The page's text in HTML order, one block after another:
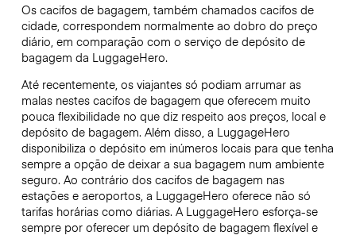
Os cacifos de bagagem, também chamados cacifos de
cidade, correspondem normalmente ao dobro do preço
diário, em comparação com o serviço de depósito de
bagagem da LuggageHero.
Até recentemente, os viajantes só podiam arrumar as
malas nestes cacifos de bagagem que oferecem muito
pouca flexibilidade no que diz respeito aos preços, local e
depósito de bagagem. Além disso, a LuggageHero
disponibiliza o depósito em inúmeros locais para que tenha
sempre a opção de deixar a sua bagagem num ambiente
seguro. Ao contrário dos cacifos de bagagem nas
estações e aeroportos, a LuggageHero oferece não só
tarifas horárias como diárias. A LuggageHero esforça-se
sempre por oferecer um depósito de bagagem flexível e